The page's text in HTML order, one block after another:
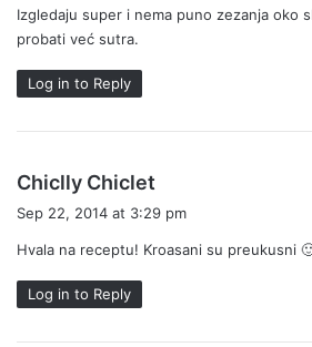
s
Izgledaju super i nema puno zezanja oko
probati već sutra.
Log in to Reply
Chiclly Chiclet
a
s
Sep 22, 2014 at 3:29 pm
Hvala na receptu! Kroasani su preukusni
Log in to Reply